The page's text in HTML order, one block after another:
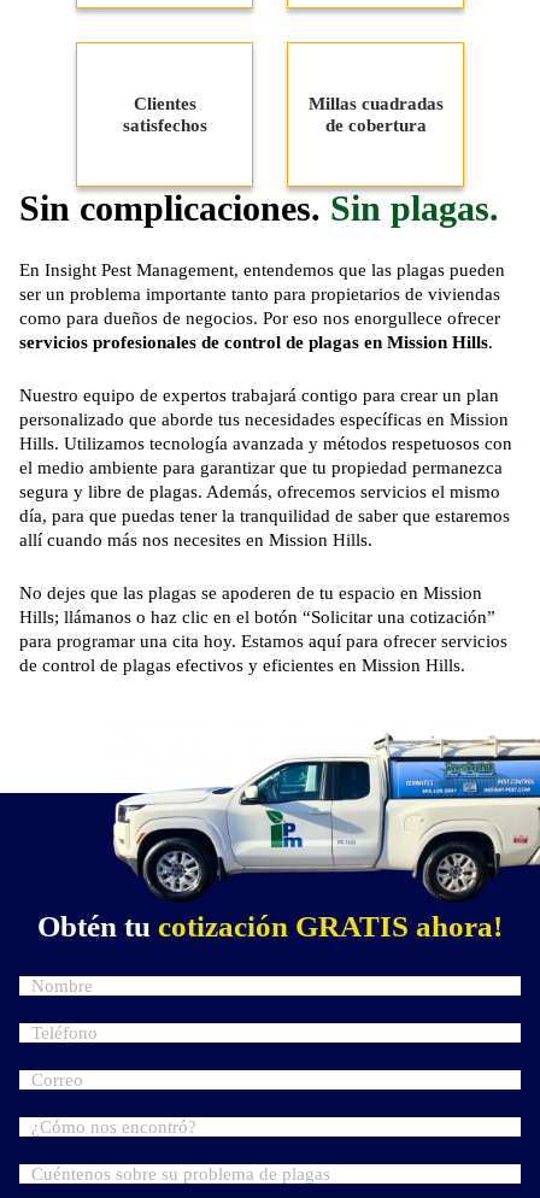
Sin complicaciones. Sin plagas.
En Insight Pest Management, entendemos que las plagas pueden
ser un problema importante tanto para propietarios de viviendas
como para dueños de negocios. Por eso nos enorgullece ofrecer
servicios profesionales de control de plagas en Mission Hills.
Nuestro equipo de expertos trabajará contigo para crear un plan
personalizado que aborde tus necesidades específicas en Mission
Hills. Utilizamos tecnología avanzada y métodos respetuosos con
el medio ambiente para garantizar que tu propiedad permanezca
segura y libre de plagas. Además, ofrecemos servicios el mismo
día, para que puedas tener la tranquilidad de saber que estaremos
allí cuando más nos necesites en Mission Hills.
No dejes que las plagas se apoderen de tu espacio en Mission
Hills; llámanos o haz clic en el botón “Solicitar una cotización”
para programar una cita hoy. Estamos aquí para ofrecer servicios
de control de plagas efectivos y eficientes en Mission Hills.
Clientes
satisfechos
Millas cuadradas
de cobertura
Obtén tu cotización GRATIS ahora!